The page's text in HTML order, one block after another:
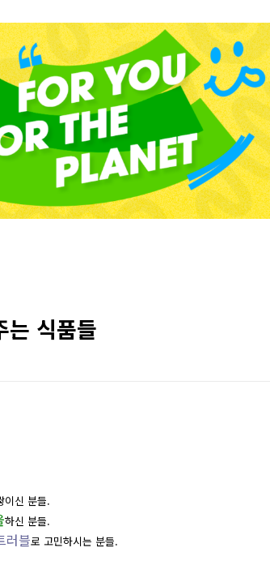
는 식품들
이신 분들.
하신 분들.
러블로 고민하시는 분들.